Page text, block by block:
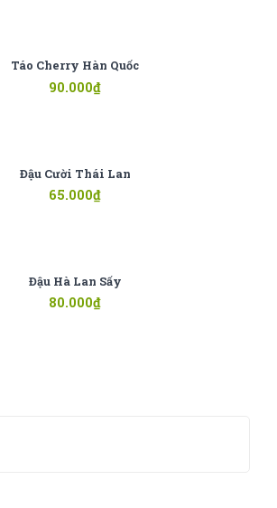
Táo Cherry Hàn Quốc
90.000₫
Đậu Cười Thái Lan
65.000₫
Đậu Hà Lan Sấy
80.000₫